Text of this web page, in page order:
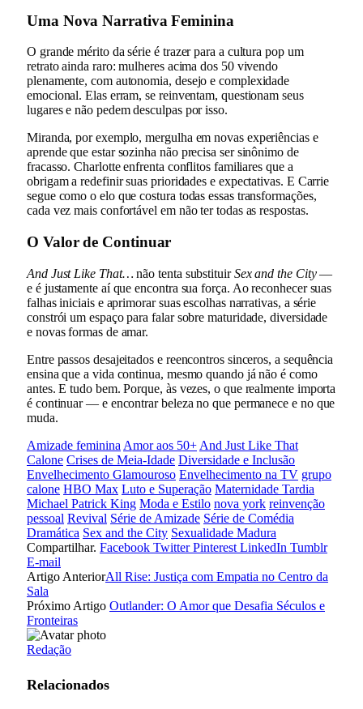
Uma Nova Narrativa Feminina
O grande mérito da série é trazer para a cultura pop um
retrato ainda raro: mulheres acima dos 50 vivendo
plenamente, com autonomia, desejo e complexidade
emocional. Elas erram, se reinventam, questionam seus
lugares e não pedem desculpas por isso.
Miranda, por exemplo, mergulha em novas experiências e
aprende que estar sozinha não precisa ser sinônimo de
fracasso. Charlotte enfrenta conflitos familiares que a
obrigam a redefinir suas prioridades e expectativas. E Carrie
segue como o elo que costura todas essas transformações,
cada vez mais confortável em não ter todas as respostas.
O Valor de Continuar
And Just Like That… não tenta substituirSex and the City—
e é justamente aí que encontra sua força. Ao reconhecer suas
falhas iniciais e aprimorar suas escolhas narrativas, a série
constrói um espaço para falar sobre maturidade, diversidade
e novas formas de amar.
Entre passos desajeitados e reencontros sinceros, a sequência
ensina que a vida continua, mesmo quando já não é como
antes. E tudo bem. Porque, às vezes, o que realmente importa
é continuar — e encontrar beleza no que permanece e no que
muda.
Amizade feminina Amor aos 50+ And Just Like That
Calone Crises de Meia-Idade Diversidade e Inclusão
Envelhecimento Glamouroso Envelhecimento na TV grupo
calone HBO Max Luto e Superação Maternidade Tardia
Michael Patrick King Moda e Estilo nova york reinvenção
pessoal Revival Série de Amizade Série de Comédia
Dramática Sex and the City Sexualidade Madura
Compartilhar. Facebook Twitter Pinterest LinkedIn Tumblr
E-mail
Artigo AnteriorAll Rise: Justiça com Empatia no Centro da
Sala
Próximo Artigo Outlander: O Amor que Desafia Séculos e
Fronteiras
Redação
Relacionados